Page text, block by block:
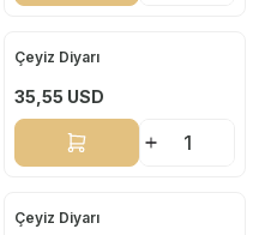
Yeni
Çeyiz Diyarı
35,55 USD
Sepete Ekle
Yeni
Çeyiz Diyarı